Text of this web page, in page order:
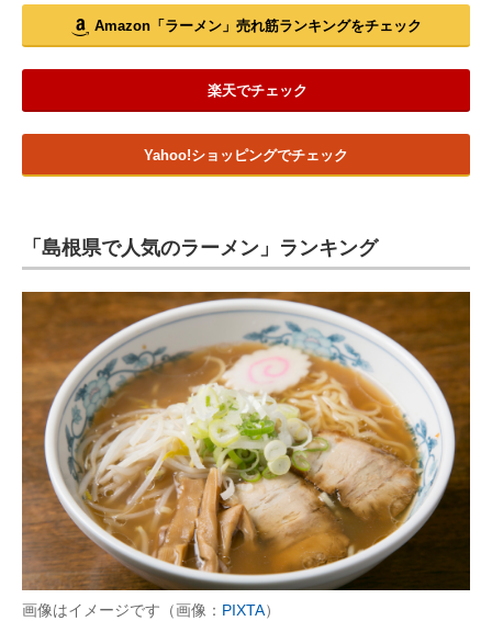
Amazon「ラーメン」売れ筋ランキングをチェック
楽天でチェック
Yahoo!ショッピングでチェック
「島根県で人気のラーメン」ランキング
画像はイメージです（画像： PIXTA）